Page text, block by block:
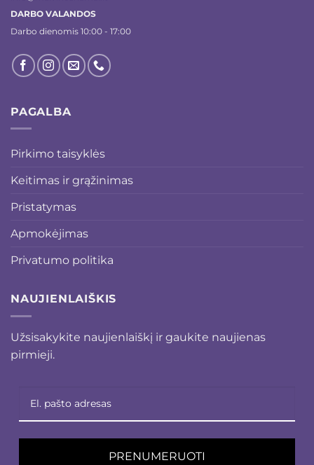
DARBO VALANDOS
Darbo dienomis 10:00 - 17:00
PAGALBA
Pirkimo taisyklės
Keitimas ir grąžinimas
Pristatymas
Apmokėjimas
Privatumo politika
NAUJIENLAIŠKIS
Užsisakykite naujienlaiškį ir gaukite naujienas
pirmieji.
PRENUMERUOTI